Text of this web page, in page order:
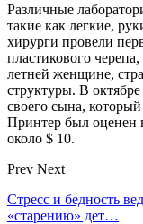
Различные
такие как легкие,
хирурги провели
пластикового
летней женщине,
структуры. В
своего сына,
Принтер был оценен
около $ 10.
Prev Next
Стресс и бедность
«старению» дет…